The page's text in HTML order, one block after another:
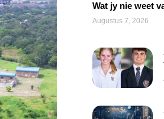
Wat jy nie weet
Augustus 7, 2026